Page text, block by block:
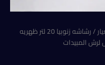
/ رشاشه زنوبيا 20 لتر ظهريه